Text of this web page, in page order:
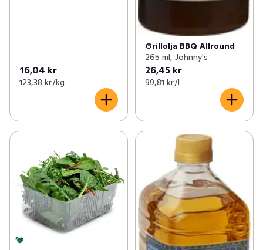
16,04 kr
123,38 kr /kg
Grillolja BBQ Allround
265 ml, Johnny's
26,45 kr
99,81 kr /l